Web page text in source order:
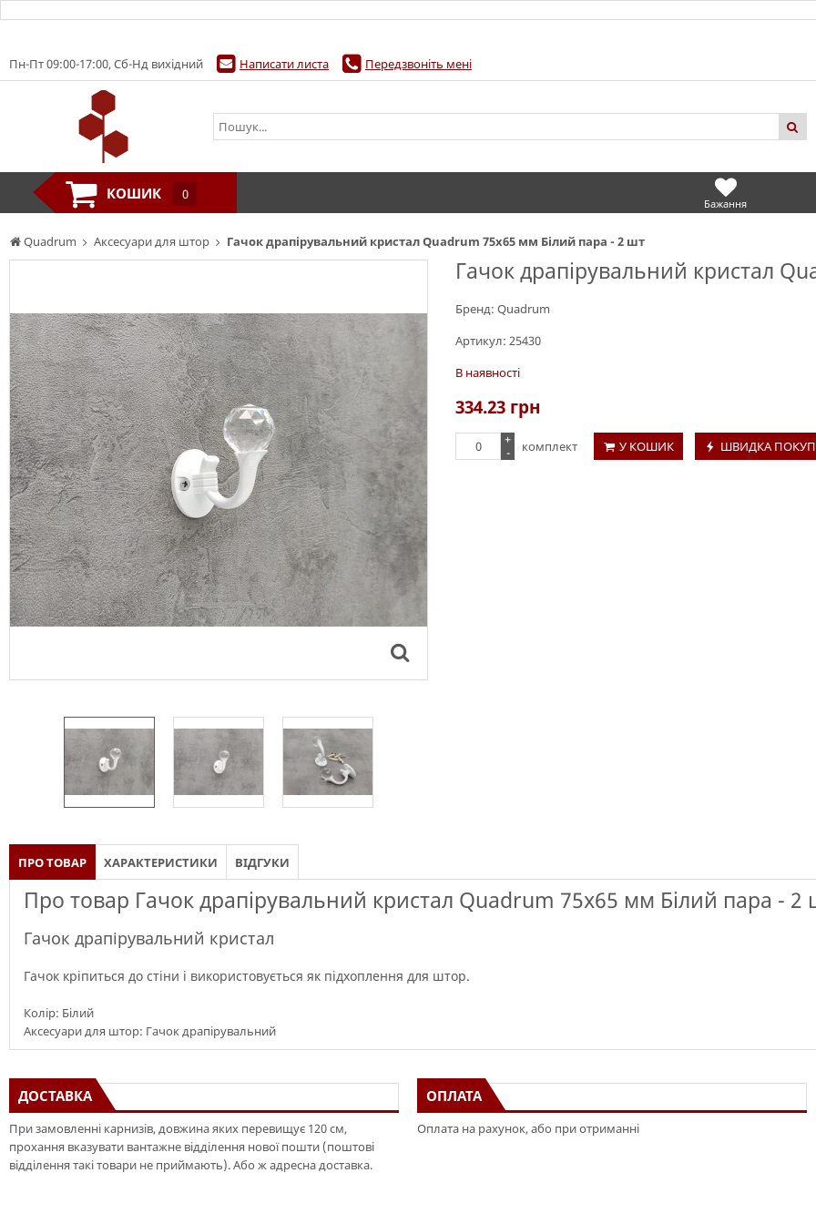
Quadrum Аксесуари для штор Гачок драпірувальний кристал Quadrum 75х65 мм Білий пара - 2 шт
Гачок драпірувальний кристал
Бренд: Quadrum
Артикул: 25430
В наявності
334.23 грн
+
-
комплект У КОШИК ШВИДКА
ПРО ТОВАР ХАРАКТЕРИСТИКИ ВІДГУКИ
Про товар Гачок драпірувальний кристал Quadrum 75х65 мм Білий пара - 2
Гачок драпірувальний кристал
Гачок кріпиться до стіни і використовується як підхоплення для штор.
Колір: Білий
Аксесуари для штор: Гачок драпірувальний
ДОСТАВКА
При замовленні карнизів, довжина яких перевищує 120 см,
прохання вказувати вантажне відділення нової пошти (поштові
відділення такі товари не приймають). Або ж адресна доставка.
ОПЛАТА
Оплата на рахунок, або при отриманні
Пн-Пт 09:00-17:00, Сб-Нд вихідний Написати листа Передзвоніть мені
КОШИК 0
Бажання